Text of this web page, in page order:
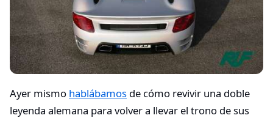
Ayer mismo hablábamos de cómo revivir una doble
leyenda alemana para volver a llevar el trono de sus